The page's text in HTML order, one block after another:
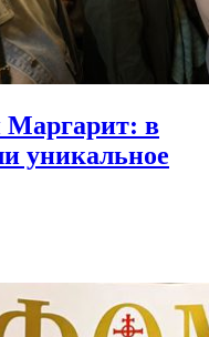
в
уникальное